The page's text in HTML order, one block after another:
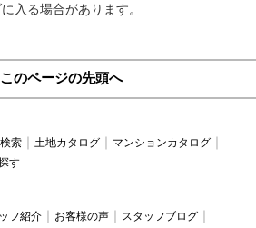
入る場合があります。
このページの先頭へ
索 土地カタログ
マンションカタログ
す
フ紹介 お客様の声
スタッフブログ